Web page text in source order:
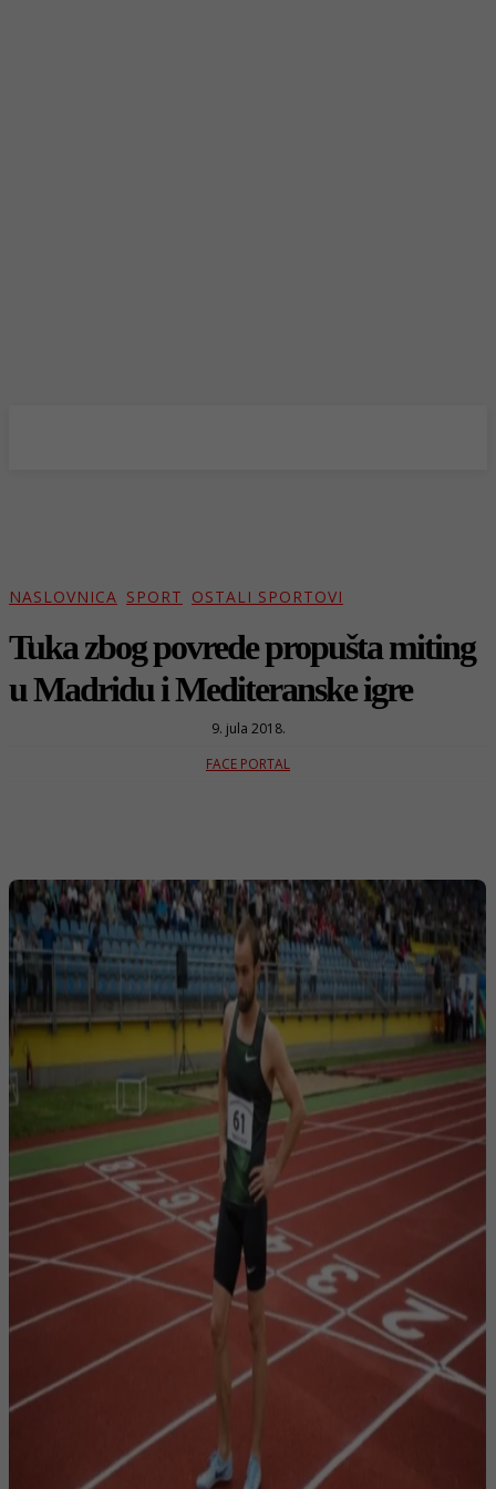
NASLOVNICA SPORT OSTALI SPORTOVI
Tuka zbog povrede propušta miting
u Madridu i Mediteranske igre
9. jula 2018.
FACE PORTAL